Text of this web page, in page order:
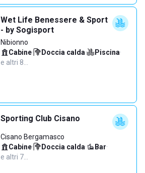
Wet Life Benessere & Sport
- by Sogisport
Nibionno
Cabine· Doccia calda· Piscina·
e altri 8…
Sporting Club Cisano
Cisano Bergamasco
Cabine· Doccia calda· Bar·
e altri 7…